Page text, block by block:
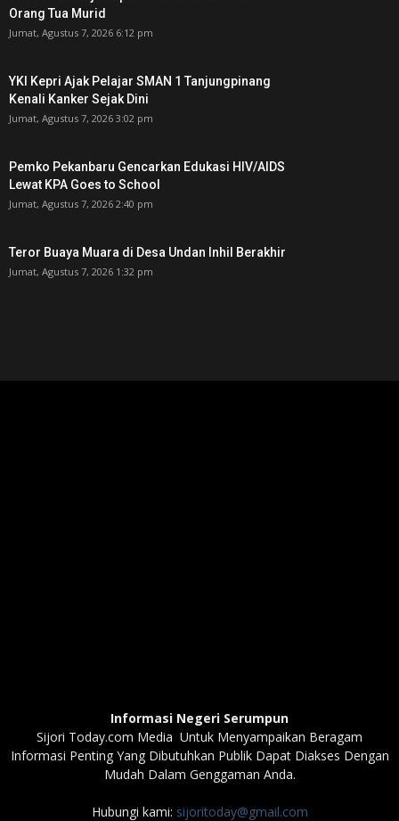
Orang Tua Murid ‎
Jumat, Agustus 7, 2026 6:12 pm
YKI Kepri Ajak Pelajar SMAN 1 Tanjungpinang
Kenali Kanker Sejak Dini
Jumat, Agustus 7, 2026 3:02 pm
Pemko Pekanbaru Gencarkan Edukasi HIV/AIDS
Lewat KPA Goes to School
Jumat, Agustus 7, 2026 2:40 pm
Teror Buaya Muara di Desa Undan Inhil Berakhir
Jumat, Agustus 7, 2026 1:32 pm
Informasi Negeri Serumpun
Sijori Today.com Media Untuk Menyampaikan Beragam
Informasi Penting Yang Dibutuhkan Publik Dapat Diakses Dengan
Mudah Dalam Genggaman Anda.
Hubungi kami: sijoritoday@gmail.com